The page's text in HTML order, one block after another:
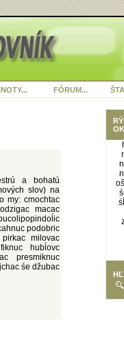
FÓRUM...
a bohatú
slov) na
my: cmochtac
macac
podobric
milovac
hubĺovc
presmiknuc
śe džubac